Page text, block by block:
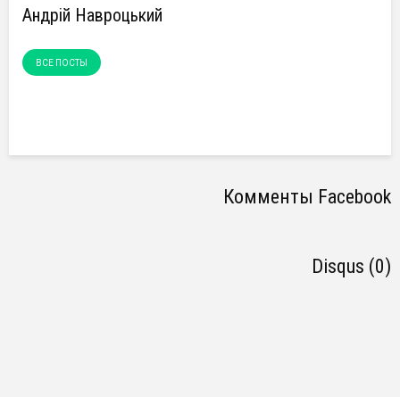
Андрій Навроцький
ВСЕ ПОСТЫ
Комменты Facebook
Disqus (0)